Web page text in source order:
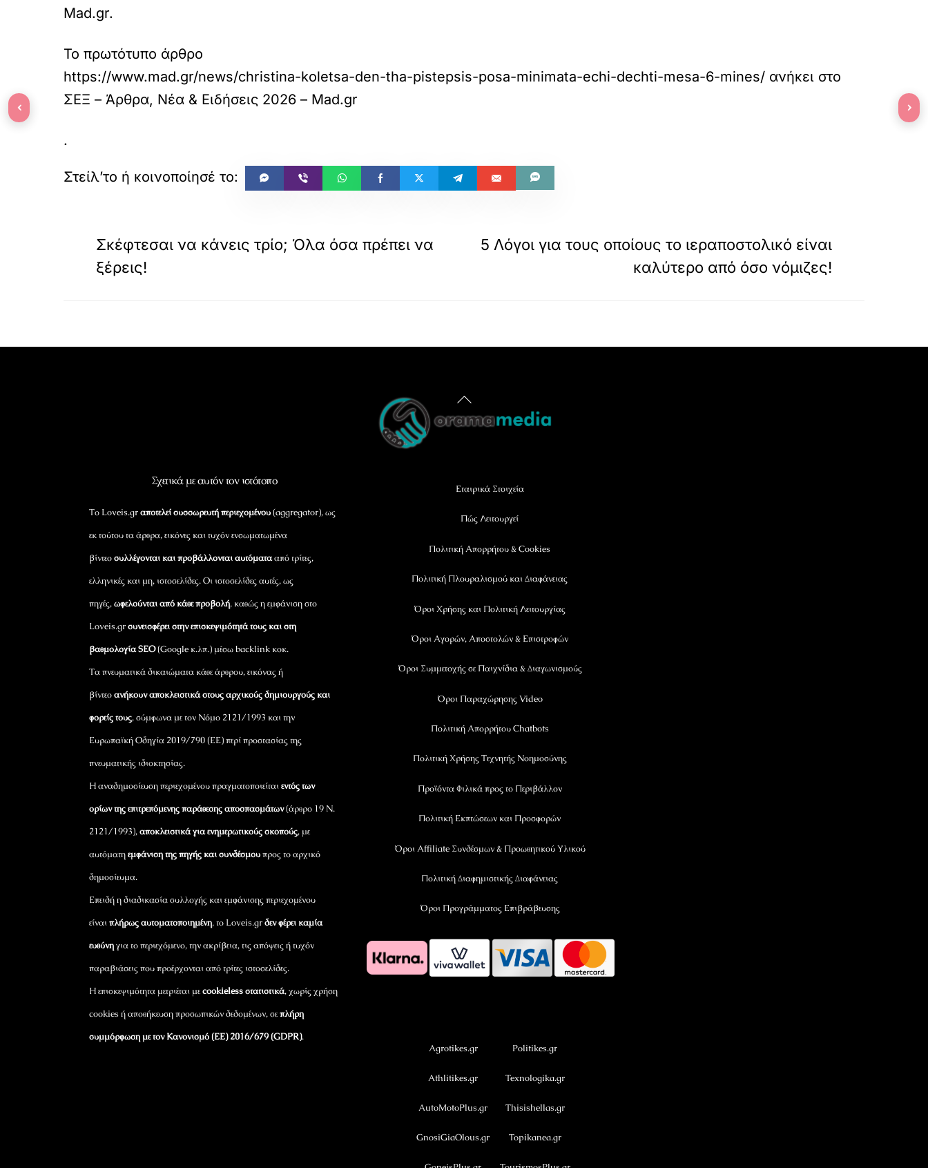
Mad.gr.
Το πρωτότυπο άρθρο
https://www.mad.gr/news/christina-koletsa-den-tha-pistepsis-posa-minimata-echi-dechti-mesa-6-mines/ ανήκει στο
ΣΕΞ – Άρθρα, Νέα & Ειδήσεις 2026 – Mad.gr
.
Σκέφτεσαι να κάνεις τρίο; Όλα όσα πρέπει να
ξέρεις!
5 Λόγοι για τους οποίους το ιεραποστολικό είναι
καλύτερο από όσο νόμιζες!
Back
To
Σχετικά με αυτόν τον ιστότοπο
Το Loveis.grαποτελεί συσσωρευτή περιεχομένου(aggregator), ως
εκ τούτου τα άρθρα, εικόνες και τυχόν ενσωματωμένα
βίντεοσυλλέγονται και προβάλλονται αυτόματααπό τρίτες,
ελληνικές και μη, ιστοσελίδες. Οι ιστοσελίδες αυτές, ως
πηγές,ωφελούνται από κάθε προβολή, καθώς η εμφάνιση στο
Loveis.grσυνεισφέρει στην επισκεψιμότητά τους και στη
βαθμολογία SEO(Google κ.λπ.) μέσω backlink κοκ.
Τα πνευματικά δικαιώματα κάθε άρθρου, εικόνας ή
βίντεοανήκουν αποκλειστικά στους αρχικούς δημιουργούς και
φορείς τους, σύμφωνα με τον Νόμο 2121/1993 και την
Ευρωπαϊκή Οδηγία 2019/790 (ΕΕ) περί προστασίας της
πνευματικής ιδιοκτησίας.
Η αναδημοσίευση περιεχομένου πραγματοποιείταιεντός των
ορίων της επιτρεπόμενης παράθεσης αποσπασμάτων(άρθρο 19 Ν.
2121/1993),αποκλειστικά για ενημερωτικούς σκοπούς, με
αυτόματηεμφάνιση της πηγής και συνδέσμουπρος το αρχικό
δημοσίευμα.
Επειδή η διαδικασία συλλογής και εμφάνισης περιεχομένου
είναιπλήρως αυτοματοποιημένη, το Loveis.grδεν φέρει καμία
ευθύνηγια το περιεχόμενο, την ακρίβεια, τις απόψεις ή τυχόν
παραβιάσεις που προέρχονται από τρίτες ιστοσελίδες.
Η επισκεψιμότητα μετριέται μεcookieless στατιστικά, χωρίς χρήση
cookies ή αποθήκευση προσωπικών δεδομένων, σεπλήρη
συμμόρφωση με τον Κανονισμό (ΕΕ) 2016/679 (GDPR).
Εταιρικά Στοιχεία
Πώς Λειτουργεί
Πολιτική Απορρήτου & Cookies
Πολιτική Πλουραλισμού και Διαφάνειας
Όροι Χρήσης και Πολιτική Λειτουργίας
Όροι Αγορών, Αποστολών & Επιστροφών
Όροι Συμμετοχής σε Παιχνίδια & Διαγωνισμούς
Όροι Παραχώρησης Video
Πολιτική Απορρήτου Chatbots
Πολιτική Χρήσης Τεχνητής Νοημοσύνης
Προϊόντα Φιλικά προς το Περιβάλλον
Πολιτική Εκπτώσεων και Προσφορών
Όροι Affiliate Συνδέσμων & Προωθητικού Υλικού
Πολιτική Διαφημιστικής Διαφάνειας
Όροι Προγράμματος Επιβράβευσης
Agrotikes.gr Politikes.gr
Athlitikes.gr Texnologika.gr
AutoMotoPlus.gr Thisishellas.gr
GnosiGiaOlous.gr Topikanea.gr
‹ ›